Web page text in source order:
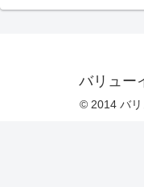
バリュー
© 2014 バリ